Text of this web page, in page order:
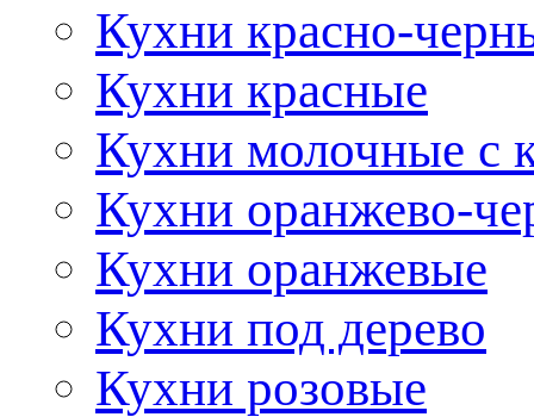
Кухни красно-
Кухни красные
Кухни молочные с
Кухни оранжево-
Кухни оранжевые
Кухни под дерево
Кухни розовые